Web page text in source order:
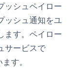
ッシュペイロー
ッシュ通知をユ
ます。ペイロー
サービスで
す。